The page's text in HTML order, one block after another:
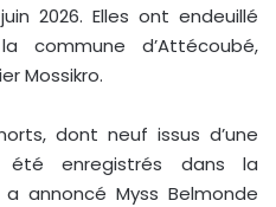
2026. Elles ont endeuillé
commune d’Attécoubé,
Mossikro.
dont neuf issus d’une
été enregistrés dans la
annoncé Myss Belmonde